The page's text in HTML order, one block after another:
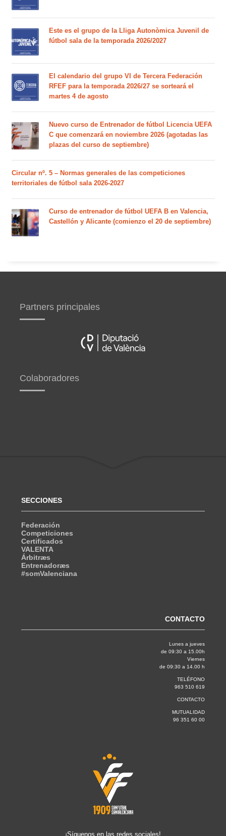
Este es el grupo de la Lliga Autonòmica Juvenil de
fútbol sala de la temporada 2026/2027
El calendario del grupo VI de Tercera Federación
RFEF para la temporada 2026/27 se sorteará el
martes 4 de agosto
Nuevo curso de Entrenador de fútbol Licencia UEFA
C que comenzará en noviembre 2026 (agotadas las
plazas del curso de septiembre)
Circular nº. 5 – Normas generales de las competiciones
territoriales de fútbol sala 2026-2027
Curso de entrenador de fútbol UEFA B en Valencia,
Castellón y Alicante (comienzo el 20 de septiembre)
Partners principales
Colaboradores
SECCIONES
Federación
Competiciones
Certificados
VALENTA
Árbitræs
Entrenadoræs
#somValenciana
CONTACTO
Lunes a jueves
de 09:30 a 15.00h
Viernes
de 09:30 a 14.00 h
TELÉFONO
963 510 619
CONTACTO
MUTUALIDAD
96 351 60 00
¡Síguenos en las redes sociales!